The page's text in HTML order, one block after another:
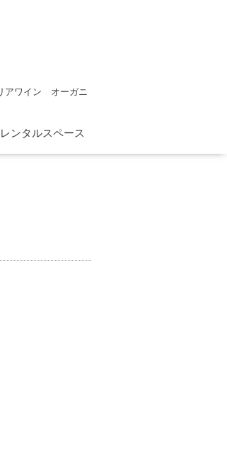
ワイン オーガニ
レンタルスペース